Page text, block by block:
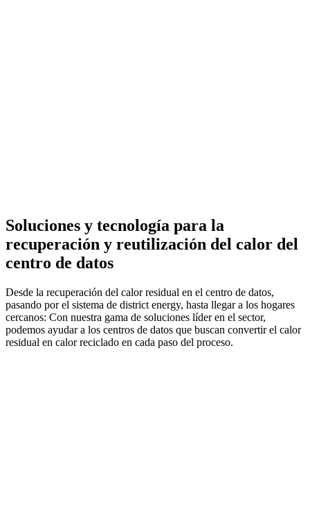
Soluciones y tecnología para la
recuperación y reutilización del calor del
centro de datos
Desde la recuperación del calor residual en el centro de datos,
pasando por el sistema de district energy, hasta llegar a los hogares
cercanos: Con nuestra gama de soluciones líder en el sector,
podemos ayudar a los centros de datos que buscan convertir el calor
residual en calor reciclado en cada paso del proceso.